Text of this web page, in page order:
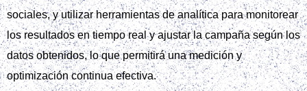
sociales, y utilizar herramientas de analítica para monitorear
los resultados en tiempo real y ajustar la campaña según los
datos obtenidos, lo que permitirá una medición y
optimización continua efectiva.